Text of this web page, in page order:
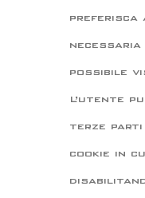
preferisca
possibile
L’utente
terze parti
cookie in